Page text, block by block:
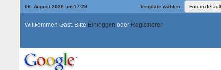
06. August 2026 um 17:29 Template wählen:
Willkommen Gast. Bitte Einloggen oder Registrieren